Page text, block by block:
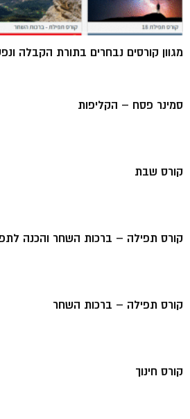
מגוון קורסים נבחרים בתורת הקבלה
סמינר פסח – הקליפות
קורס שבת
קורס תפילה – ברכות השחר והכנה
קורס תפילה – ברכות השחר
קורס חינוך